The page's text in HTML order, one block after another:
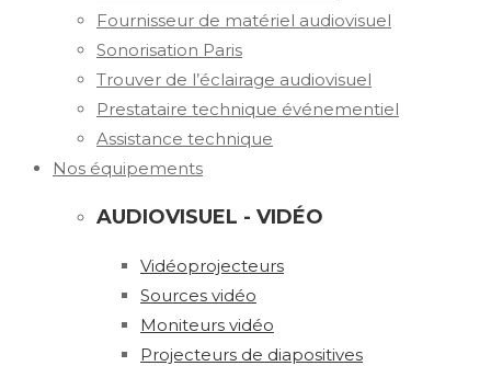
Fournisseur de matériel audiovisuel
Sonorisation Paris
Trouver de l’éclairage audiovisuel
Prestataire technique événementiel
Assistance technique
Nos équipements
AUDIOVISUEL - VIDÉO
Vidéoprojecteurs
Sources vidéo
Moniteurs vidéo
Projecteurs de diapositives